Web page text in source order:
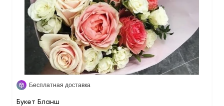
Бесплатная доставка
Букет Бланш